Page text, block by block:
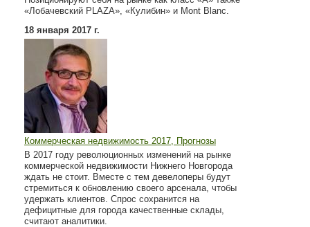
«Лобачевский PLAZA», «Кулибин» и Mont Blanc.
18 января 2017 г.
Коммерческая недвижимость 2017, Прогнозы
В 2017 году революционных изменений на рынке
коммерческой недвижимости Нижнего Новгорода
ждать не стоит. Вместе с тем девелоперы будут
стремиться к обновлению своего арсенала, чтобы
удержать клиентов. Спрос сохранится на
дефицитные для города качественные склады,
считают аналитики.